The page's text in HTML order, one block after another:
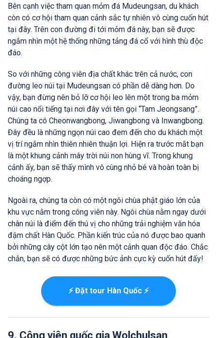
Bên cạnh việc tham quan mỏm đá Mudeungsan, du khách
còn có cơ hội tham quan cảnh sắc tự nhiên vô cùng cuốn hút
tại đây. Trên con đường đi tới mỏm đá này, bạn sẽ được
ngắm nhìn một hệ thống những tảng đá cổ với hình thù độc
đáo.
So với những công viên địa chất khác trên cả nước, con
đường leo núi tại Mudeungsan có phần dễ dàng hơn. Do
vậy, bạn đừng nên bỏ lỡ cơ hội leo lên một trong ba mỏm
núi cao nổi tiếng tại nơi đây với tên gọi “Tam Jeongsang”.
Chúng ta có Cheonwangbong, Jiwangbong và Inwangbong.
Đây đều là những ngọn núi cao đem đến cho du khách một
vị trí ngắm nhìn thiên nhiên thuận lợi. Hiện ra trước mắt bạn
là một khung cảnh mây trời núi non hùng vĩ. Trong khung
cảnh ấy, bạn sẽ thấy mình vô cùng nhỏ bé và hoàn toàn bị
choáng ngợp.
Ngoài ra, chúng ta còn có một ngôi chùa phật giáo lớn của
khu vực nằm trong công viên này. Ngôi chùa nằm ngay dưới
chân núi là điểm đến thú vị cho những trải nghiệm văn hóa
đậm chất Hàn Quốc. Phần kiến trúc của nó được bao quanh
bởi những cây cột lớn tạo nên một cảnh quan độc đáo. Chắc
chắn, bạn sẽ có được những bức ảnh cực kỳ cuốn hút đấy!
⚡ Đặt tour Hàn Quốc ⚡
9. Công viên quốc gia Wolchulsan